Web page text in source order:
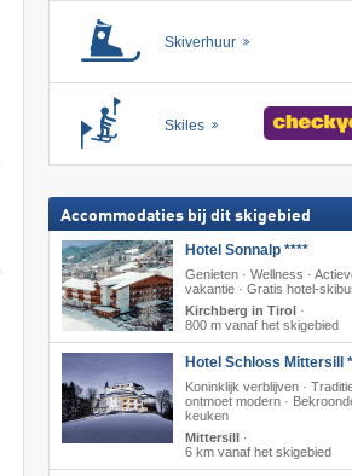
Skiverhuur
Skiles
Accommodaties bij dit skigebied
Hotel Sonnalp ****
Genieten · Wellness ·
vakantie · Gratis hotel-
Kirchberg in Tirol·
800 m vanaf het skigebied
Hotel Schloss Mittersill
Koninklijk verblijven ·
ontmoet modern ·
keuken
Mittersill·
6 km vanaf het skigebied